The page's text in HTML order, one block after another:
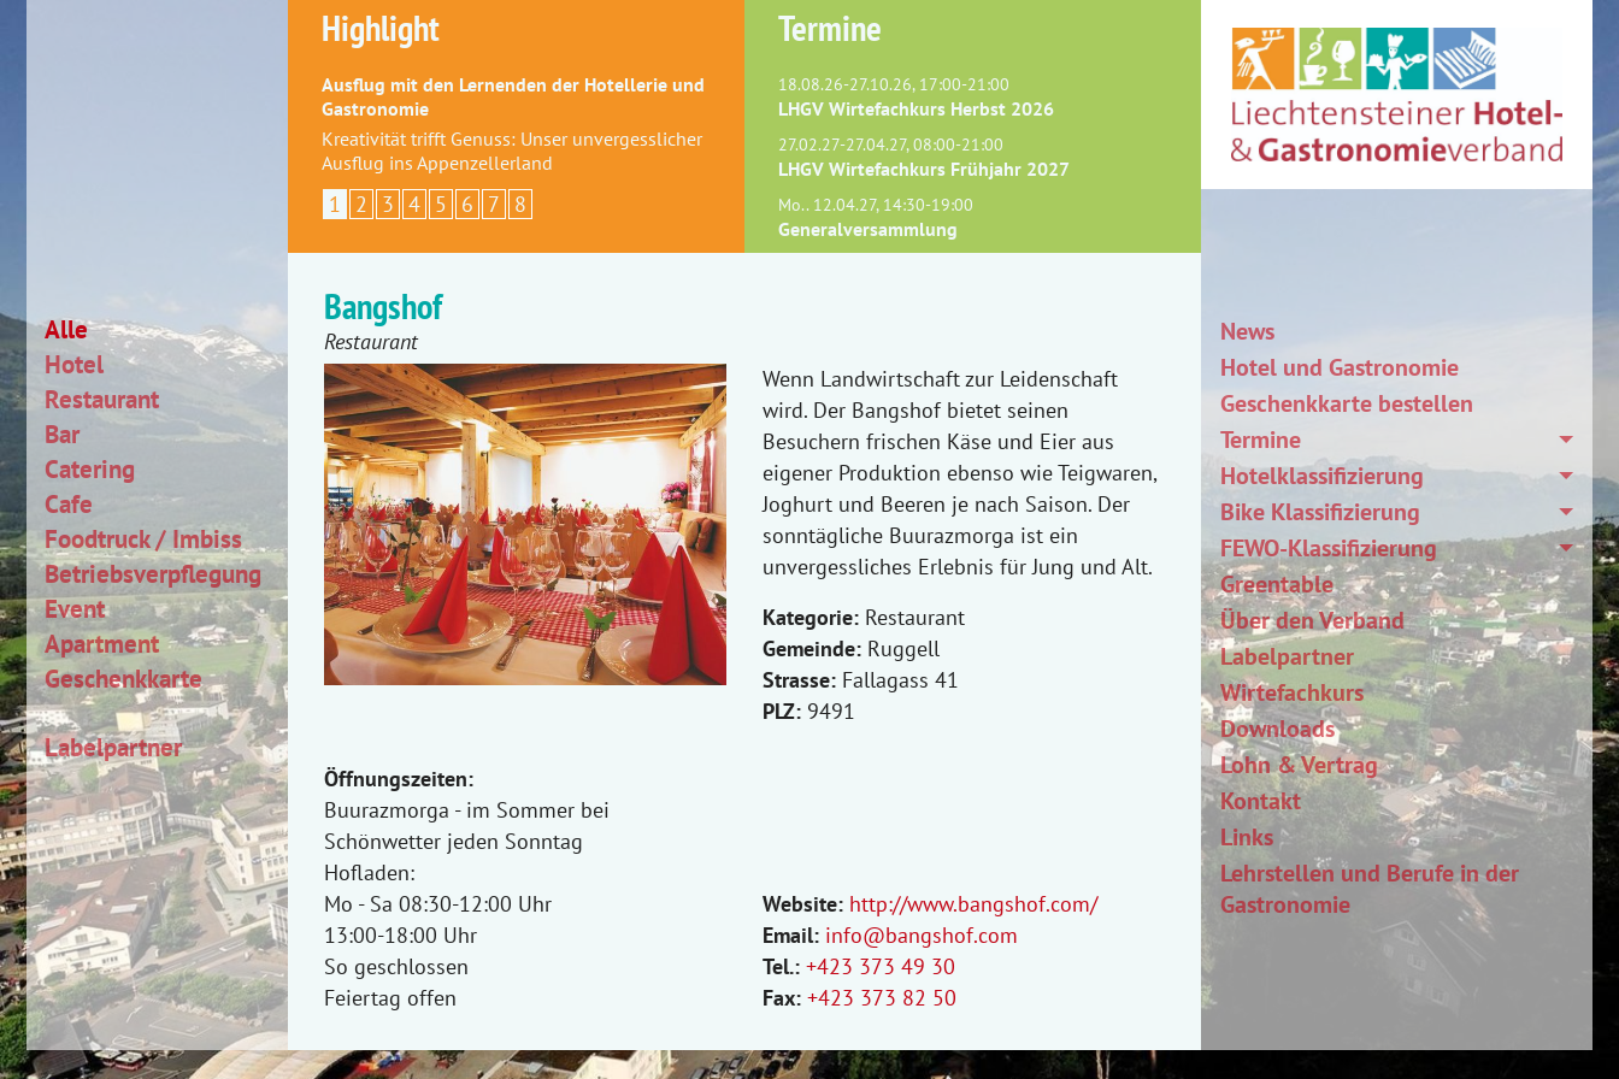
Alle
Hotel
Restaurant
Bar
Catering
Cafe
Foodtruck / Imbiss
Betriebsverpflegung
Event
Apartment
Geschenkkarte
Labelpartner
Highlight
Ausflug mit den Lernenden der Hotellerie und
Gastronomie
Kreativität trifft Genuss: Unser unvergesslicher
Ausflug ins Appenzellerland
1 2 3 4 5 6 7 8
Termine
18.08.26-27.10.26, 17:00-21:00
LHGV Wirtefachkurs Herbst 2026
27.02.27-27.04.27, 08:00-21:00
LHGV Wirtefachkurs Frühjahr 2027
Mo.. 12.04.27, 14:30-19:00
Generalversammlung
Bangshof
Restaurant
Wenn Landwirtschaft zur Leidenschaft
wird. Der Bangshof bietet seinen
Besuchern frischen Käse und Eier aus
eigener Produktion ebenso wie Teigwaren,
Joghurt und Beeren je nach Saison. Der
sonntägliche Buurazmorga ist ein
unvergessliches Erlebnis für Jung und Alt.
Kategorie:Restaurant
Gemeinde:Ruggell
Strasse:Fallagass 41
PLZ:9491
Öffnungszeiten:
Buurazmorga - im Sommer bei
Schönwetter jeden Sonntag
Hofladen:
Mo - Sa 08:30-12:00 Uhr
13:00-18:00 Uhr
So geschlossen
Feiertag offen
Website:http://www.bangshof.com/
Email: info@bangshof.com
Tel.:+423 373 49 30
Fax:+423 373 82 50
News
Hotel und Gastronomie
Geschenkkarte bestellen
Termine
Hotelklassifizierung
Bike Klassifizierung
FEWO-Klassifizierung
Greentable
Über den Verband
Labelpartner
Wirtefachkurs
Downloads
Lohn & Vertrag
Kontakt
Links
Lehrstellen und Berufe in der
Gastronomie